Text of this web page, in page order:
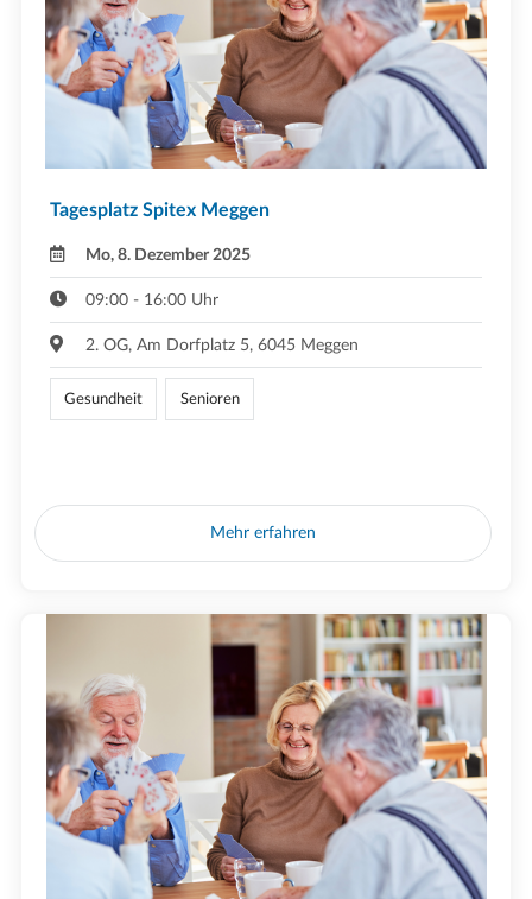
Tagesplatz Spitex Meggen
Mo, 8. Dezember 2025
09:00 - 16:00 Uhr
2. OG, Am Dorfplatz 5, 6045 Meggen
Gesundheit Senioren
Mehr erfahren